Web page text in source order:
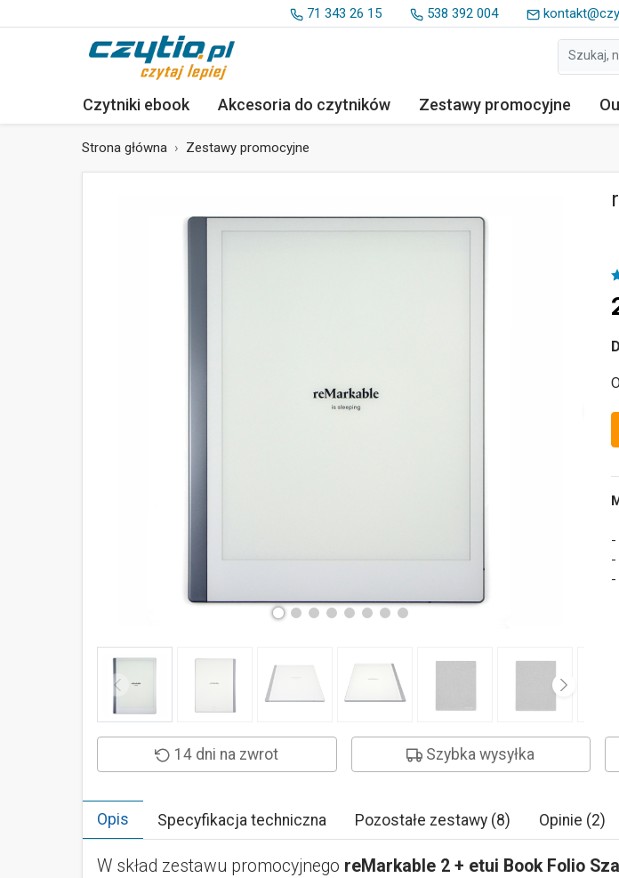
71 343 26 15 538 392 004
Czytniki ebook Akcesoria do czytników Zestawy promocyjne
Strona główna Zestawy promocyjne
-
-
-
14 dni na zwrot Szybka wysyłka
Opis Specyfikacja techniczna Pozostałe zestawy (8) Opinie (2)
W skład zestawu promocyjnego reMarkable 2 + etui Book Folio